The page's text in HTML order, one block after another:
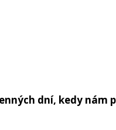
dní, kedy nám